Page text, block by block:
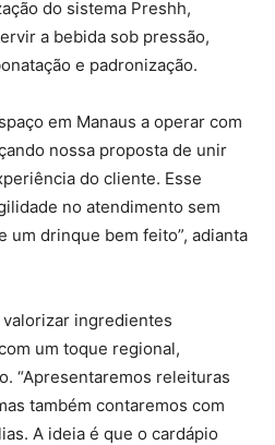
do sistema Preshh,
a bebida sob pressão,
e padronização.
em Manaus a operar com
nossa proposta de unir
do cliente. Esse
no atendimento sem
um drinque bem feito”, adianta
ingredientes
um toque regional,
“Apresentaremos releituras
também contaremos com
A ideia é que o cardápio